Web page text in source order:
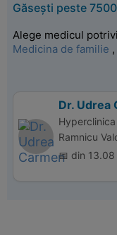
Găsești peste
Alege medicul
Medicina de familie ,
Dr. Udrea
Ramnicu
📅 din 13.08